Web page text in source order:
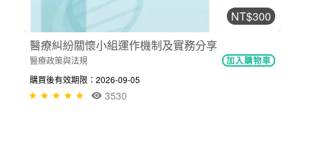
NT$300
醫療糾紛關懷小組運作機制及實務分享
醫療政策與法規 加入購物車
購買後有效期限：2026-09-05
3530